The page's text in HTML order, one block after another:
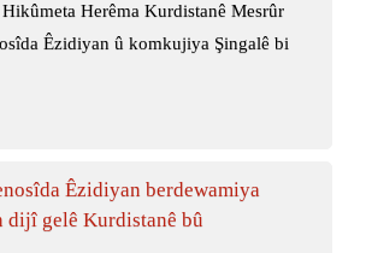
Herêma Kurdistanê Mesrûr
Êzidiyan û komkujiya Şingalê bi
Êzidiyan berdewamiya
dijî gelê Kurdistanê bû